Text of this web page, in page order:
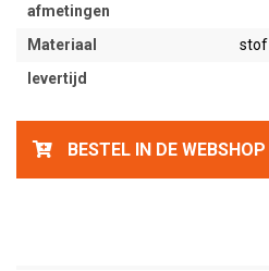
afmetingen
Materiaal
stof
levertijd
BESTEL IN DE WEBSHOP